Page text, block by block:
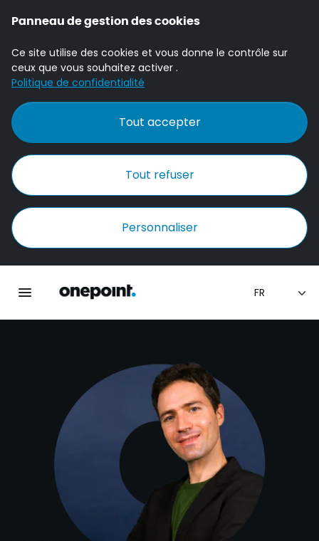
Panneau de gestion des cookies
Ce site utilise des cookies et vous donne le contrôle sur
ceux que vous souhaitez activer .
Politique de confidentialité
Tout accepter
Tout refuser
Personnaliser
Accueil Onepoint